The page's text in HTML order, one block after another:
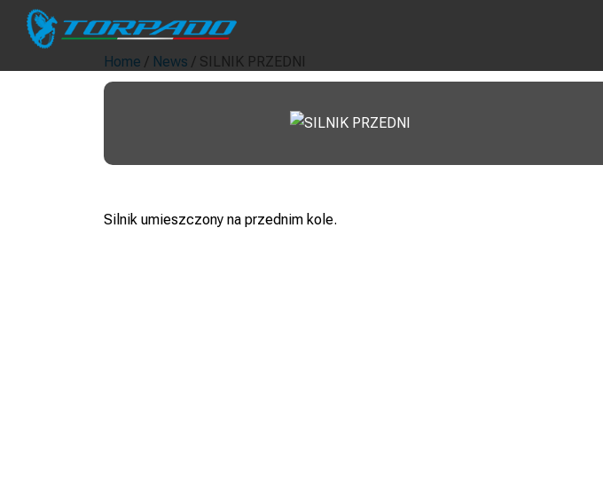
Home / News / SILNIK PRZEDNI
Silnik umieszczony na przednim kole.